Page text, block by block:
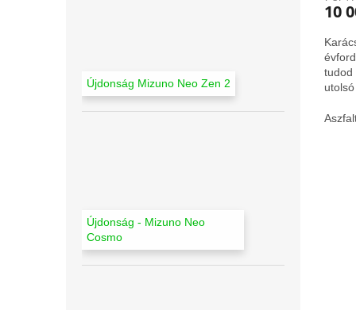
Újdonság Mizuno Neo Zen 2
Újdonság - Mizuno Neo
Cosmo
10
tudod